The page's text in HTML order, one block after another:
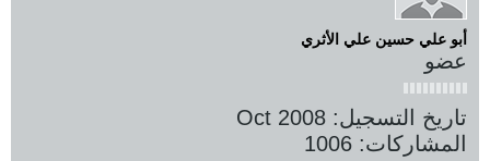
أبو علي حسين علي الأثري
عضو
تاريخ التسجيل: Oct 2008
المشاركات: 1006